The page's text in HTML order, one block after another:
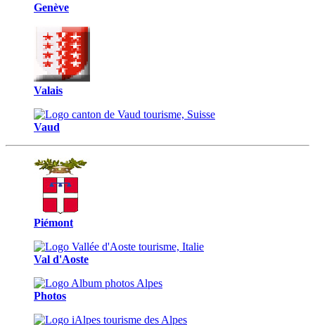
Genève
Valais
Vaud
Piémont
Val d'Aoste
Photos